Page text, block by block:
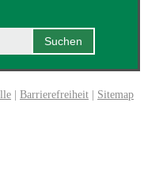
| Barrierefreiheit | Sitemap